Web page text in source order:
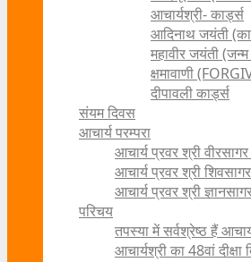
आचार्यश्री- कार्ड्स
आदिनाथ जयंती
महावीर जयंती
क्षमावाणी
दीपावली कार्ड्स
संयम दिवस
आचार्य परम्परा
आचार्य प्रवर श्री
आचार्य प्रवर श्री
आचार्य प्रवर श्री
परिचय
तपस्या में सर्वश्रेष्ठ हैं
आचार्यश्री का 48वां